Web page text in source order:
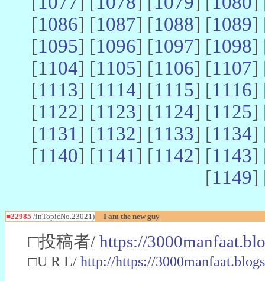
[1086] [1087] [1088] [1089]
[1095] [1096] [1097] [1098]
[1104] [1105] [1106] [1107]
[1113] [1114] [1115] [1116]
[1122] [1123] [1124] [1125]
[1131] [1132] [1133] [1134]
[1140] [1141] [1142] [1143]
[1149]
■22985 /inTopicNo.23021) I am the new guy
□投稿者/ https://
□U R L/ http://https://